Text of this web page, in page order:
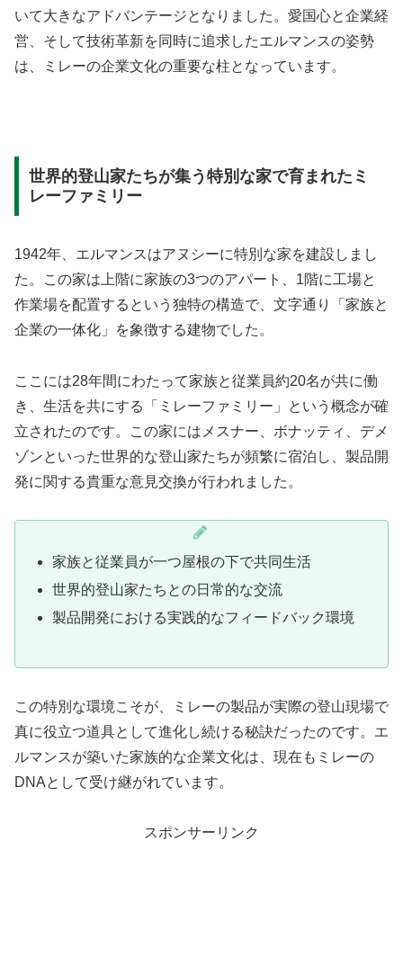
いて大きなアドバンテージとなりました。愛国心と企業経
営、そして技術革新を同時に追求したエルマンスの姿勢
は、ミレーの企業文化の重要な柱となっています。
世界的登山家たちが集う特別な家で育まれたミ
レーファミリー
1942年、エルマンスはアヌシーに特別な家を建設しまし
た。この家は上階に家族の3つのアパート、1階に工場と
作業場を配置するという独特の構造で、文字通り「家族と
企業の一体化」を象徴する建物でした。
ここには28年間にわたって家族と従業員約20名が共に働
き、生活を共にする「ミレーファミリー」という概念が確
立されたのです。この家にはメスナー、ボナッティ、デメ
ゾンといった世界的な登山家たちが頻繁に宿泊し、製品開
発に関する貴重な意見交換が行われました。
家族と従業員が一つ屋根の下で共同生活
世界的登山家たちとの日常的な交流
製品開発における実践的なフィードバック環境
この特別な環境こそが、ミレーの製品が実際の登山現場で
真に役立つ道具として進化し続ける秘訣だったのです。エ
ルマンスが築いた家族的な企業文化は、現在もミレーの
DNAとして受け継がれています。
スポンサーリンク